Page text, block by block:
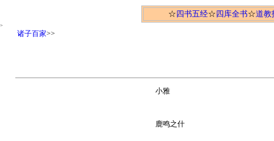
☆四书五经☆四库全书☆道教
>
诸子百家>>
小雅
鹿鸣之什